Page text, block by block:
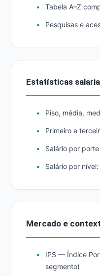
Tabela A–Z
Pesquisas e
Estatísticas
Piso, média,
Primeiro e
Salário por
Salário por
Mercado e
IPS — Índice
segmento)